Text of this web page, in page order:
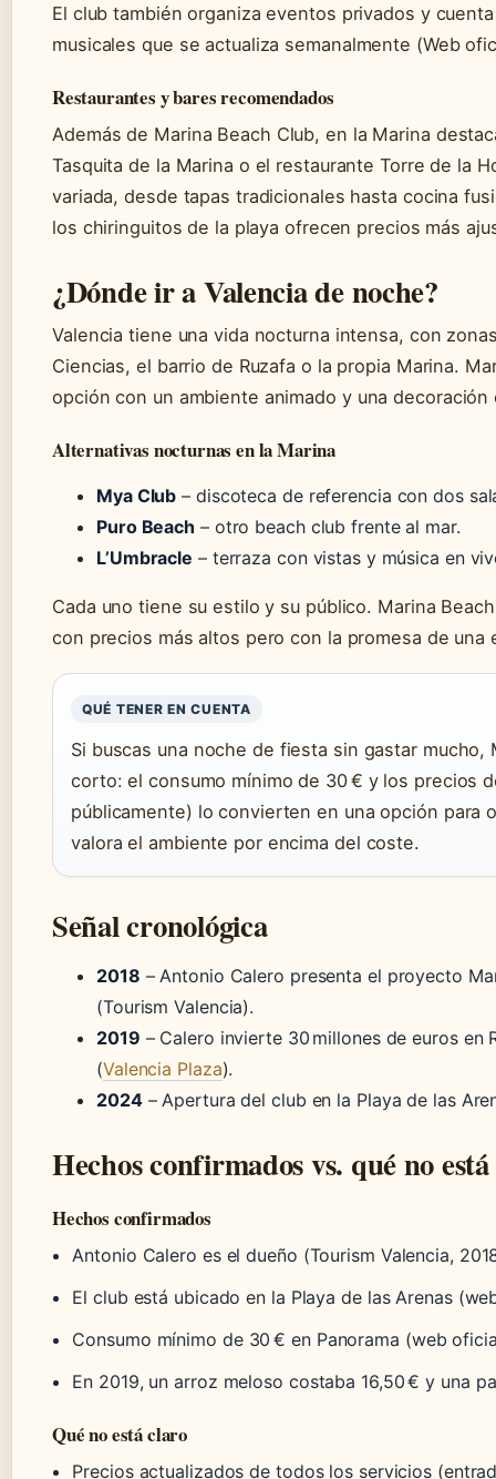
El club también organiza eventos privados y
musicales que se actualiza semanalmente (Web
Restaurantes y bares recomendados
Además de Marina Beach Club, en la Marina
Tasquita de la Marina o el restaurante Torre de la
variada, desde tapas tradicionales hasta cocina
los chiringuitos de la playa ofrecen precios más
¿Dónde ir a Valencia de noche?
Valencia tiene una vida nocturna intensa, con
Ciencias, el barrio de Ruzafa o la propia Marina.
opción con un ambiente animado y una
Alternativas nocturnas en la Marina
Mya Club – discoteca de referencia con dos
Puro Beach – otro beach club frente al mar.
L’Umbracle – terraza con vistas y música en
Cada uno tiene su estilo y su público. Marina
con precios más altos pero con la promesa de una
QUÉ TENER EN CUENTA
Si buscas una noche de fiesta sin gastar mucho,
corto: el consumo mínimo de 30 € y los precios
públicamente) lo convierten en una opción para
valora el ambiente por encima del coste.
Señal cronológica
2018 – Antonio Calero presenta el proyecto
(Tourism Valencia).
2019 – Calero invierte 30 millones de euros en
(Valencia Plaza).
2024– Apertura del club en la Playa de las
Hechos confirmados vs. qué no
Hechos confirmados
Antonio Calero es el dueño (Tourism Valencia,
El club está ubicado en la Playa de las Arenas
Consumo mínimo de 30 € en Panorama (web
En 2019, un arroz meloso costaba 16,50 € y una
Qué no está claro
Precios actualizados de todos los servicios